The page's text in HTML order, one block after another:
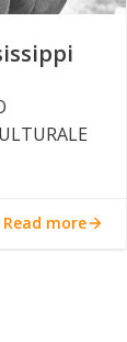
Read more